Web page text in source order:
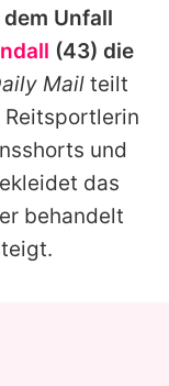
Unfall
(43) die
Mail teilt
Reitsportlerin
und
das
behandelt